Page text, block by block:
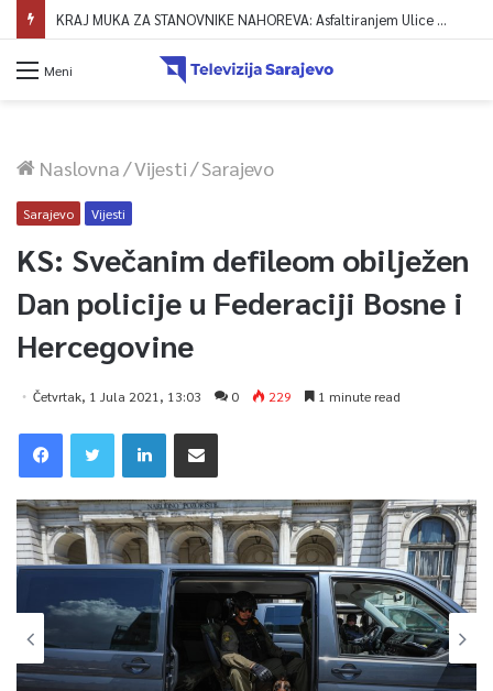
KRAJ MUKA ZA STANOVNIKE NAHOREVA: Asfaltiranjem Ulice Vranica brijeg spajaju se gornji i središnji dio naselja
Meni
Naslovna/Vijesti/Sarajevo
Sarajevo Vijesti
KS: Svečanim defileom obilježen
Dan policije u Federaciji Bosne i
Hercegovine
Četvrtak, 1 Jula 2021, 13:03 0 229 1 minute read